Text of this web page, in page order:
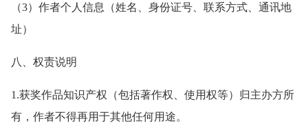
（3）作者个人信息（姓名、身份证号、联系方式、通讯地
址）
八、权责说明
1.获奖作品知识产权（包括著作权、使用权等）归主办方所
有，作者不得再用于其他任何用途。